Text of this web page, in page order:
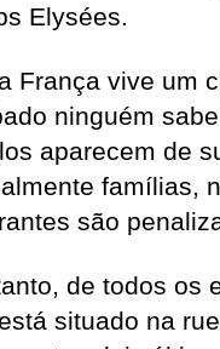
Elysées.
França vive um
ninguém
aparecem de
famílias,
são
de todos os
situado na